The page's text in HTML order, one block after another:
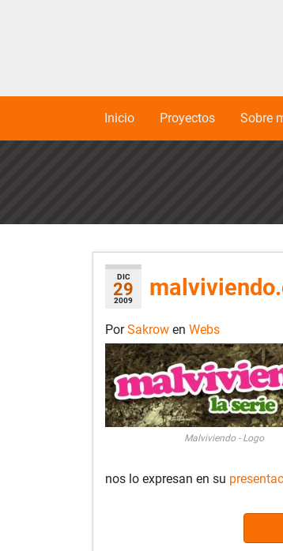
Inicio Proyectos Sobre
DIC
29
2009
PorSakrow en Webs
Malviviendo - Logo
nos lo expresan en su